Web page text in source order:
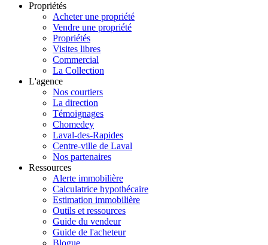
Propriétés
Acheter une propriété
Vendre une propriété
Propriétés
Visites libres
Commercial
La Collection
L'agence
Nos courtiers
La direction
Témoignages
Chomedey
Laval-des-Rapides
Centre-ville de Laval
Nos partenaires
Ressources
Alerte immobilière
Calculatrice hypothécaire
Estimation immobilière
Outils et ressources
Guide du vendeur
Guide de l'acheteur
Blogue